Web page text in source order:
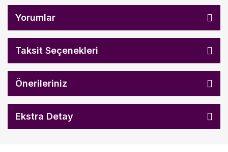
Yorumlar
Taksit Seçenekleri
Önerileriniz
Ekstra Detay